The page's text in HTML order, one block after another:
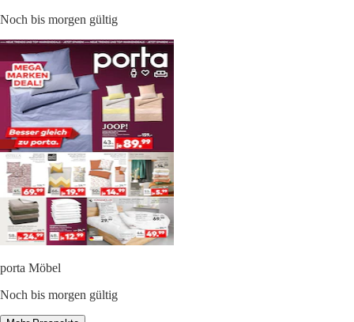
Noch bis morgen gültig
porta Möbel
Noch bis morgen gültig